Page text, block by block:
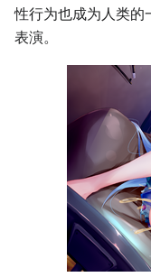
性行为也成为人类的
表演。